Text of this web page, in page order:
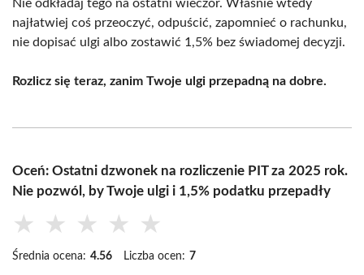
Nie odkładaj tego na ostatni wieczór. Właśnie wtedy
najłatwiej coś przeoczyć, odpuścić, zapomnieć o rachunku,
nie dopisać ulgi albo zostawić 1,5% bez świadomej decyzji.
Rozlicz się teraz, zanim Twoje ulgi przepadną na dobre.
Oceń: Ostatni dzwonek na rozliczenie PIT za 2025 rok.
Nie pozwól, by Twoje ulgi i 1,5% podatku przepadły
★ ★ ★ ★ ★
Średnia ocena: 4.56 Liczba ocen: 7